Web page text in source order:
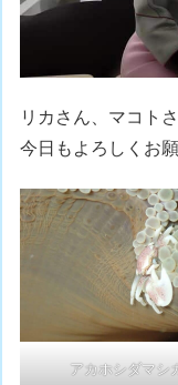
リカさん、マコト
今日もよろしくお
アカホシダマシ